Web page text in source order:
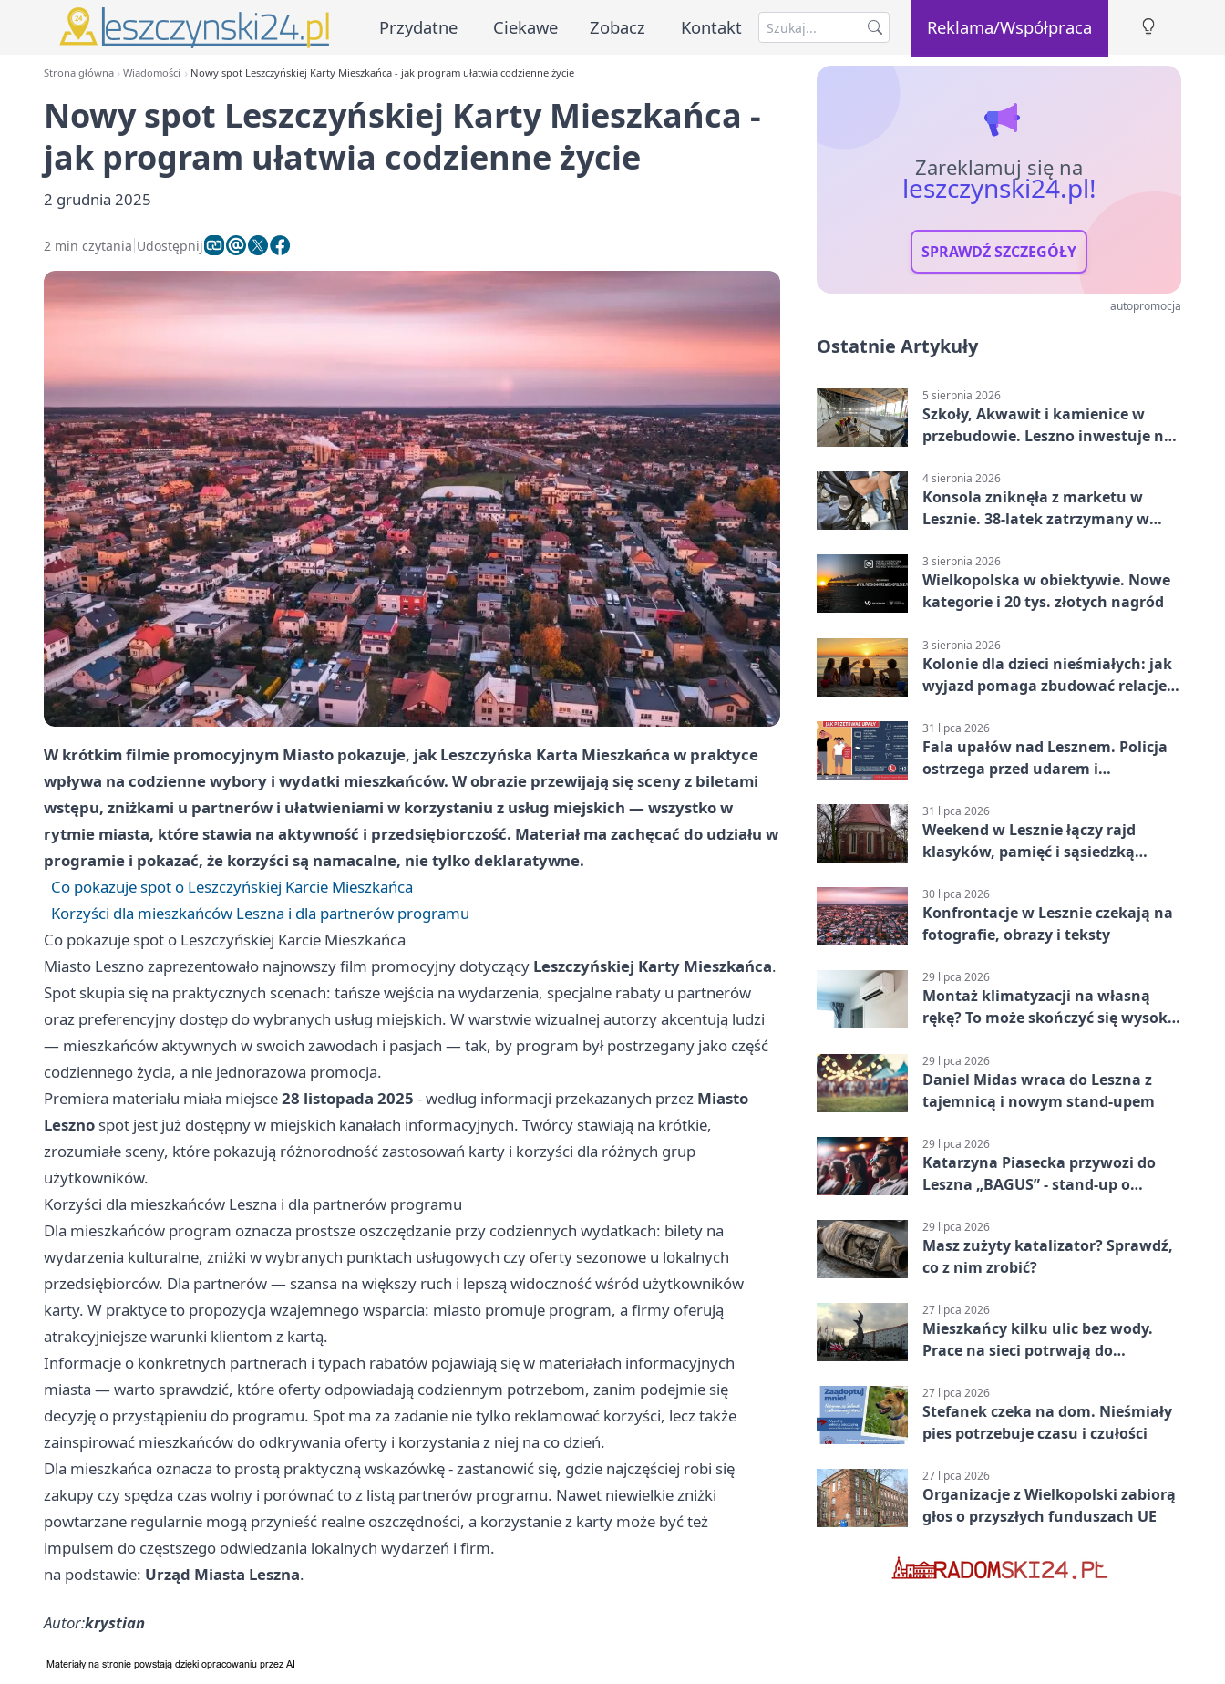
Przydatne Ciekawe Zobacz Kontakt Reklama/Współpraca
Strona główna Wiadomości Nowy spot Leszczyńskiej Karty Mieszkańca - jak program ułatwia codzienne życie
Nowy spot Leszczyńskiej Karty Mieszkańca -
jak program ułatwia codzienne życie
2 grudnia 2025
2 min czytania Udostępnij
W krótkim filmie promocyjnym Miasto pokazuje, jak Leszczyńska Karta Mieszkańca w praktyce
wpływa na codzienne wybory i wydatki mieszkańców. W obrazie przewijają się sceny z biletami
wstępu, zniżkami u partnerów i ułatwieniami w korzystaniu z usług miejskich — wszystko w
rytmie miasta, które stawia na aktywność i przedsiębiorczość. Materiał ma zachęcać do udziału w
programie i pokazać, że korzyści są namacalne, nie tylko deklaratywne.
Co pokazuje spot o Leszczyńskiej Karcie Mieszkańca
Korzyści dla mieszkańców Leszna i dla partnerów programu
Co pokazuje spot o Leszczyńskiej Karcie Mieszkańca
Miasto Leszno zaprezentowało najnowszy film promocyjny dotyczący Leszczyńskiej Karty Mieszkańca.
Spot skupia się na praktycznych scenach: tańsze wejścia na wydarzenia, specjalne rabaty u partnerów
oraz preferencyjny dostęp do wybranych usług miejskich. W warstwie wizualnej autorzy akcentują ludzi
— mieszkańców aktywnych w swoich zawodach i pasjach — tak, by program był postrzegany jako część
codziennego życia, a nie jednorazowa promocja.
Premiera materiału miała miejsce28 listopada 2025 - według informacji przekazanych przez Miasto
Leszno spot jest już dostępny w miejskich kanałach informacyjnych. Twórcy stawiają na krótkie,
zrozumiałe sceny, które pokazują różnorodność zastosowań karty i korzyści dla różnych grup
użytkowników.
Korzyści dla mieszkańców Leszna i dla partnerów programu
Dla mieszkańców program oznacza prostsze oszczędzanie przy codziennych wydatkach: bilety na
wydarzenia kulturalne, zniżki w wybranych punktach usługowych czy oferty sezonowe u lokalnych
przedsiębiorców. Dla partnerów — szansa na większy ruch i lepszą widoczność wśród użytkowników
karty. W praktyce to propozycja wzajemnego wsparcia: miasto promuje program, a firmy oferują
atrakcyjniejsze warunki klientom z kartą.
Informacje o konkretnych partnerach i typach rabatów pojawiają się w materiałach informacyjnych
miasta — warto sprawdzić, które oferty odpowiadają codziennym potrzebom, zanim podejmie się
decyzję o przystąpieniu do programu. Spot ma za zadanie nie tylko reklamować korzyści, lecz także
zainspirować mieszkańców do odkrywania oferty i korzystania z niej na co dzień.
Dla mieszkańca oznacza to prostą praktyczną wskazówkę - zastanowić się, gdzie najczęściej robi się
zakupy czy spędza czas wolny i porównać to z listą partnerów programu. Nawet niewielkie zniżki
powtarzane regularnie mogą przynieść realne oszczędności, a korzystanie z karty może być też
impulsem do częstszego odwiedzania lokalnych wydarzeń i firm.
na podstawie: Urząd Miasta Leszna.
Autor:krystian
Zareklamuj się na
leszczynski24.pl!
SPRAWDŹ SZCZEGÓŁY
autopromocja
Ostatnie Artykuły
5 sierpnia 2026
Szkoły, Akwawit i kamienice w
przebudowie. Leszno inwestuje na
4 sierpnia 2026
Konsola zniknęła z marketu w
Lesznie. 38-latek zatrzymany w
3 sierpnia 2026
Wielkopolska w obiektywie. Nowe
kategorie i 20 tys. złotych nagród
3 sierpnia 2026
Kolonie dla dzieci nieśmiałych: jak
wyjazd pomaga zbudować relacje z
31 lipca 2026
Fala upałów nad Lesznem. Policja
ostrzega przed udarem i
31 lipca 2026
Weekend w Lesznie łączy rajd
klasyków, pamięć i sąsiedzką
30 lipca 2026
Konfrontacje w Lesznie czekają na
fotografie, obrazy i teksty
29 lipca 2026
Montaż klimatyzacji na własną
rękę? To może skończyć się wysoką
29 lipca 2026
Daniel Midas wraca do Leszna z
tajemnicą i nowym stand-upem
29 lipca 2026
Katarzyna Piasecka przywozi do
Leszna „BAGUS” - stand-up o
29 lipca 2026
Masz zużyty katalizator? Sprawdź,
co z nim zrobić?
27 lipca 2026
Mieszkańcy kilku ulic bez wody.
Prace na sieci potrwają do
27 lipca 2026
Stefanek czeka na dom. Nieśmiały
pies potrzebuje czasu i czułości
27 lipca 2026
Organizacje z Wielkopolski zabiorą
głos o przyszłych funduszach UE